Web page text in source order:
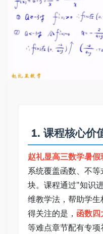
1. 课程核心价
赵礼显高三数学暑假
系统覆盖函数、不
块。课程通过"知识
维教学法，帮助学
得关注的是， 函数
等难点章节配有专